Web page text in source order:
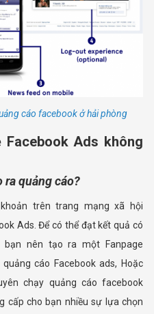
cáo facebook ở hải phòng
Ads không
quảng cáo?
trên trang mạng xã hội
Ads. Để có thể đạt kết quả có
bạn nên tạo ra một Fanpage
cáo Facebook ads, Hoặc
chạy quảng cáo facebook
cấp cho bạn nhiều sự lựa chọn